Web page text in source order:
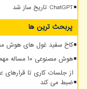
ChatGPT تاریخ ساز شد
پربحث ترین ها
کاخ سفید غول های هوش
هوش مصنوعی ۱۰ مساله مهم ریاضی و کوانتوم را حل کرد
از جلسات کاری تا
ضبط می کند